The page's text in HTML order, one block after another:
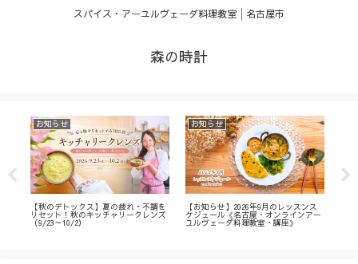
スパイス・アーユルヴェーダ料理教室│名古屋市
森の時計
お知らせ
【秋のデトックス】夏の疲れ・不調を
リセット！秋のキッチャリークレンズ
（9/23～10/2）
お知らせ
【お知らせ】2026年9月のレッスンス
ケジュール《名古屋・オンラインアー
ユルヴェーダ料理教室・講座》